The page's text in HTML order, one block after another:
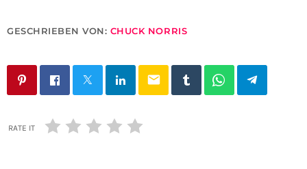
GESCHRIEBEN VON: CHUCK NORRIS
email
RATE IT